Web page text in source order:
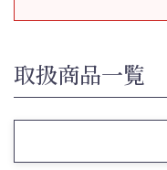
取扱商品一覧